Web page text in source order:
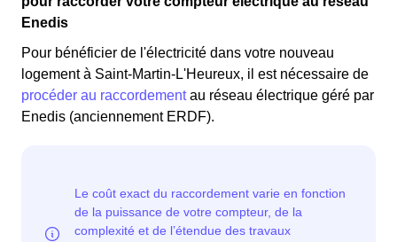
Enedis
Pour bénéficier de l'électricité dans votre nouveau
logement à Saint-Martin-L'Heureux, il est nécessaire de
procéder au raccordementau réseau électrique géré par
Enedis (anciennement ERDF).